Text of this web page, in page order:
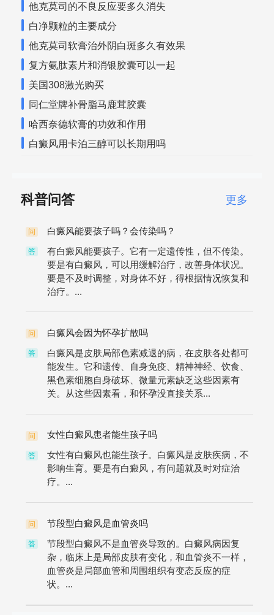
他克莫司的不良反应要多久消失
白净颗粒的主要成分
他克莫司软膏治外阴白斑多久有效果
复方氨肽素片和消银胶囊可以一起
美国308激光购买
同仁堂牌补骨脂马鹿茸胶囊
哈西奈德软膏的功效和作用
白癜风用卡泊三醇可以长期用吗
科普问答 更多
问 白癜风能要孩子吗？会传染吗？
答
有白癜风能要孩子。它有一定遗传性，但不传染。
要是有白癜风，可以用缓解治疗，改善身体状况。
要是不及时调整，对身体不好，得根据情况恢复和
治疗。...
问 白癜风会因为怀孕扩散吗
答
白癜风是皮肤局部色素减退的病，在皮肤各处都可
能发生。它和遗传、自身免疫、精神神经、饮食、
黑色素细胞自身破坏、微量元素缺乏这些因素有
关。从这些因素看，和怀孕没直接关系...
问 女性白癜风患者能生孩子吗
答
女性有白癜风也能生孩子。白癜风是皮肤疾病，不
影响生育。要是有白癜风，有问题就及时对症治
疗。...
问 节段型白癜风是血管炎吗
答
节段型白癜风不是血管炎导致的。白癜风病因复
杂，临床上是局部皮肤有变化，和血管炎不一样，
血管炎是局部血管和周围组织有变态反应的症
状。...